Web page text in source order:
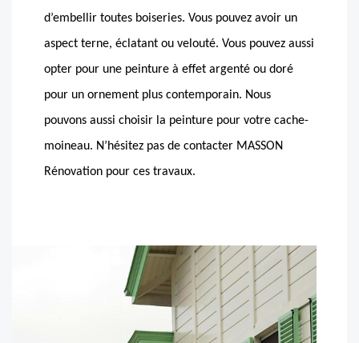
d’embellir toutes boiseries. Vous pouvez avoir un
aspect terne, éclatant ou velouté. Vous pouvez aussi
opter pour une peinture à effet argenté ou doré
pour un ornement plus contemporain. Nous
pouvons aussi choisir la peinture pour votre cache-
moineau. N’hésitez pas de contacter MASSON
Rénovation pour ces travaux.